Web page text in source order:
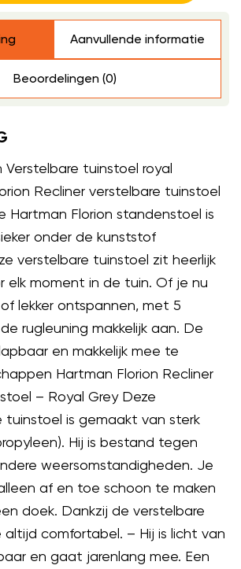
Aanvullende informatie
Beoordelingen (0)
Verstelbare tuinstoel royal
Recliner verstelbare tuinstoel
Hartman Florion standenstoel is
onder de kunststof
verstelbare tuinstoel zit heerlijk
elk moment in de tuin. Of je nu
lekker ontspannen, met 5
rugleuning makkelijk aan. De
en makkelijk mee te
Hartman Florion Recliner
– Royal Grey Deze
tuinstoel is gemaakt van sterk
Hij is bestand tegen
weersomstandigheden. Je
af en toe schoon te maken
doek. Dankzij de verstelbare
altijd comfortabel. – Hij is licht van
en gaat jarenlang mee. Een